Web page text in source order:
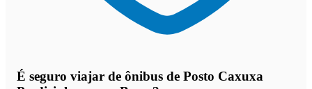
É seguro viajar de ônibus de Posto Caxuxa